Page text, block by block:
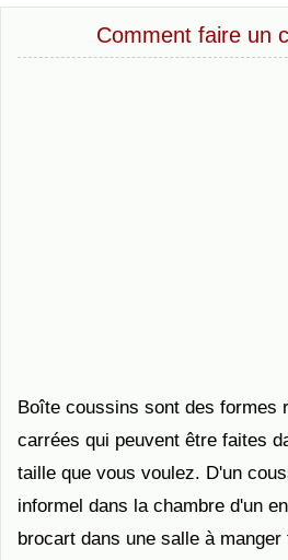
Comment faire un
Boîte coussins sont des formes
carrées qui peuvent être faites
taille que vous voulez. D'un
informel dans la chambre d'un
brocart dans une salle à